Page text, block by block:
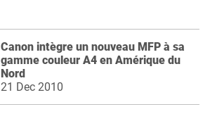
Canon intègre un nouveau MFP à sa
gamme couleur A4 en Amérique du
Nord
21 Dec 2010